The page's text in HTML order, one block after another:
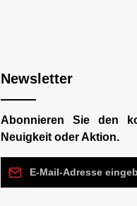
Newsletter
Abonnieren Sie den
Neuigkeit oder Aktion.
E-Mail-Adresse*